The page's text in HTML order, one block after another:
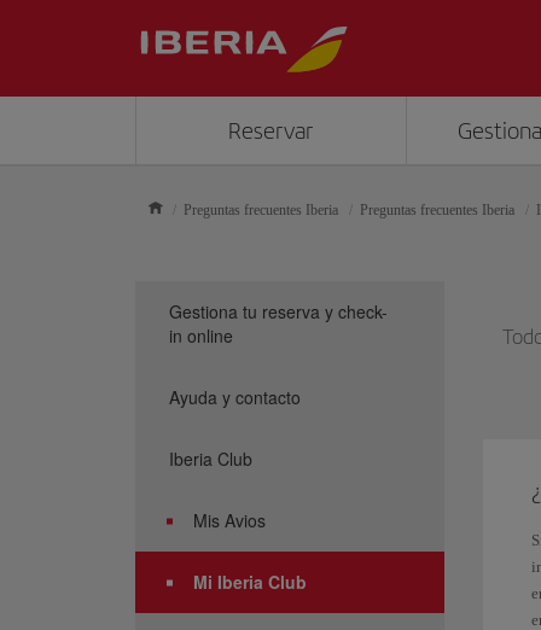
Reservar
Preguntas frecuentes Iberia Preguntas frecuentes Iberia
Gestiona tu reserva y check-
in online
Ayuda y contacto
Iberia Club
Mis Avios
Mi Iberia Club